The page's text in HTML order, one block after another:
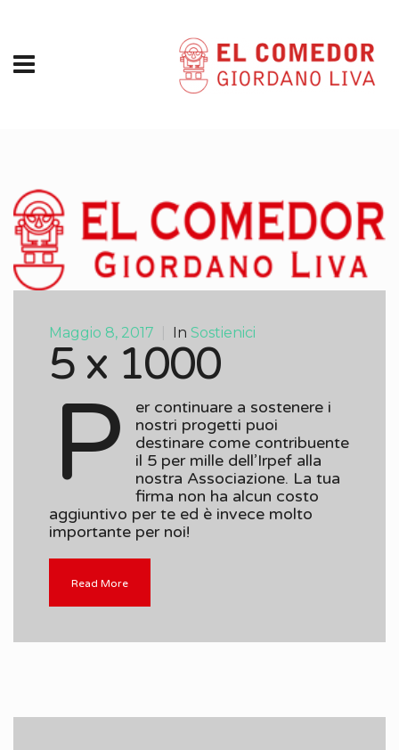
Maggio 8, 2017 In Sostienici
5 x 1000
P
er continuare a sostenere i
nostri progetti puoi
destinare come contribuente
il 5 per mille dell’Irpef alla
nostra Associazione. La tua
firma non ha alcun costo
aggiuntivo per te ed è invece molto
importante per noi!
Read More